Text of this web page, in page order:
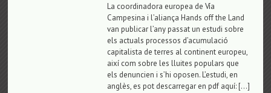
La coordinadora europea de Vía
Campesina i l’aliança Hands off the Land
van publicar l’any passat un estudi sobre
els actuals processos d’acumulació
capitalista de terres al continent europeu,
així com sobre les lluites populars que
els denuncien i s’hi oposen. L’estudi, en
anglès, es pot descarregar en pdf aquí: […]